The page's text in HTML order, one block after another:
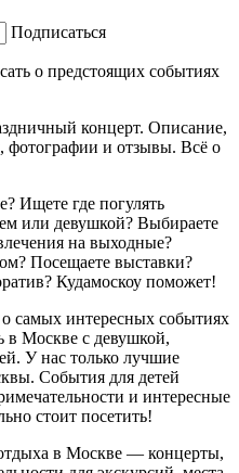
Подписаться
о предстоящих событиях
концерт. Описание,
фотографии и отзывы. Всё о
Ищете где погулять
или девушкой? Выбираете
на выходные?
Посещаете выставки?
Кудамоскоу поможет!
самых интересных событиях
Москве с девушкой,
У нас только лучшие
События для детей
и интересные
стоит посетить!
в Москве — концерты,